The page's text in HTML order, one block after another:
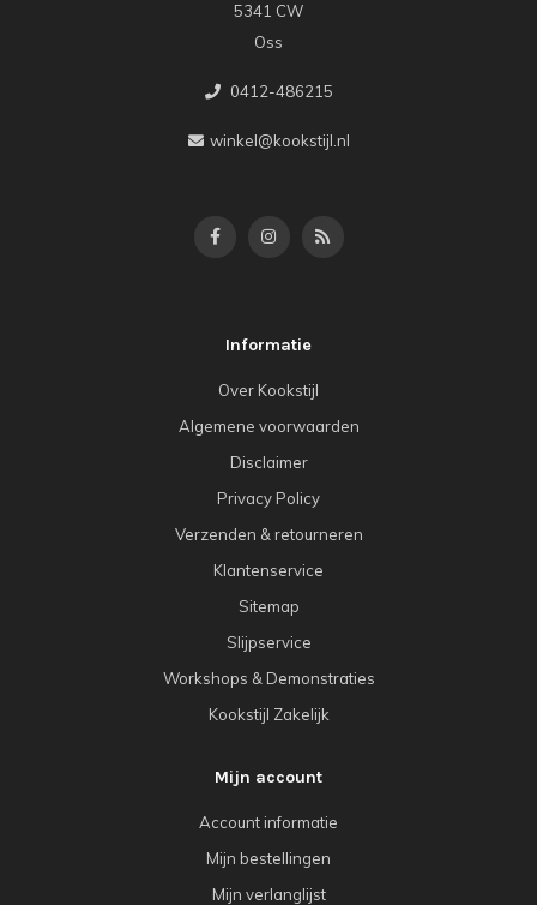
5341 CW
Oss
0412-486215
winkel@kookstijl.nl
Informatie
Over Kookstijl
Algemene voorwaarden
Disclaimer
Privacy Policy
Verzenden & retourneren
Klantenservice
Sitemap
Slijpservice
Workshops & Demonstraties
Kookstijl Zakelijk
Mijn account
Account informatie
Mijn bestellingen
Mijn verlanglijst